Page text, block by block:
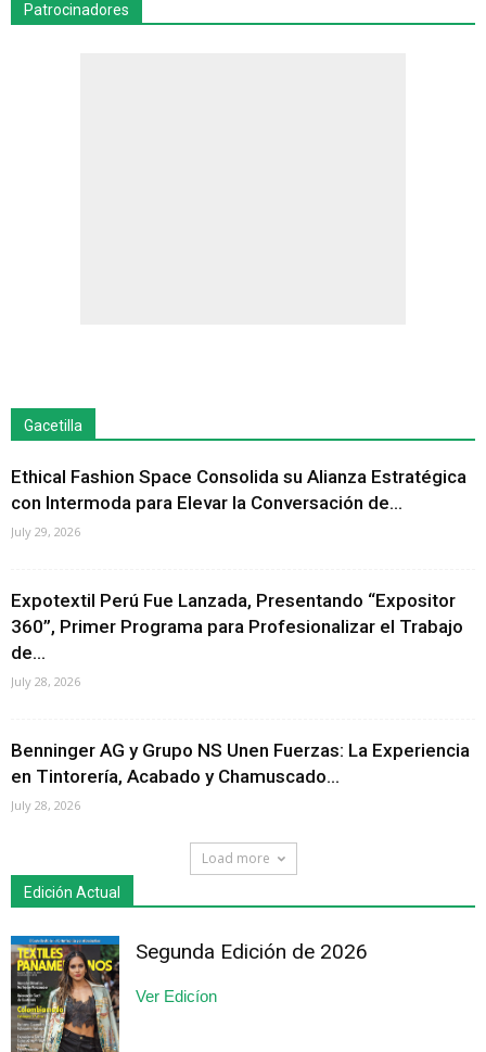
Patrocinadores
Gacetilla
Ethical Fashion Space Consolida su Alianza Estratégica
con Intermoda para Elevar la Conversación de...
July 29, 2026
Expotextil Perú Fue Lanzada, Presentando “Expositor
360”, Primer Programa para Profesionalizar el Trabajo
de...
July 28, 2026
Benninger AG y Grupo NS Unen Fuerzas: La Experiencia
en Tintorería, Acabado y Chamuscado...
July 28, 2026
Load more
Edición Actual
Segunda Edición de 2026
Ver Edicíon